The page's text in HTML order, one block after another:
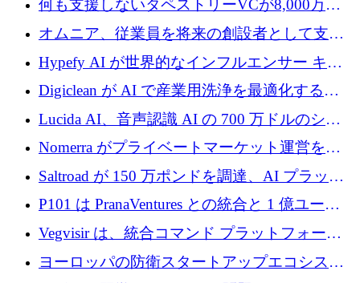
何も支援しないタペストリーVCが8,000万ド
ルの資金を調達、ロンドン事務所を開設
オムニア、従業員を将来の創設者として支援
するために Firedrop でファンドを立ち上げる
Hypefy AI が世界的なインフルエンサー キャ
ンペーンを自動化するためにシリーズ A で
720 万ドルを調達
Digiclean が AI で産業用洗浄を最適化するた
めに 250 万ユーロを調達
Lucida AI、音声認識 AI の 700 万ドルのシー
ドラウンドを終了
Nomerra がプライベートマーケット運営を自
動化するために 200 万ドルを調達
Saltroad が 150 万ポンドを調達、AI プラット
フォーム Ogma を買収して子ども向け言語療
P101 は PranaVentures との統合と 1 億ユーロ
のファンドによりシード投資に拡大
Vegvisir は、統合コマンド プラットフォーム
を通じて関連する無人システムを接続するた
めの資金を調達します
ヨーロッパの防衛スタートアップエコシステ